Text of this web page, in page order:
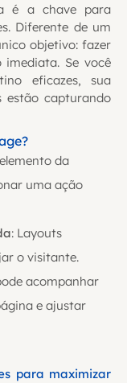
é a chave para
Diferente de um
objetivo: fazer
Se você
eficazes, sua
estão capturando
da
uma ação
: Layouts
o visitante.
acompanhar
e ajustar
para maximizar